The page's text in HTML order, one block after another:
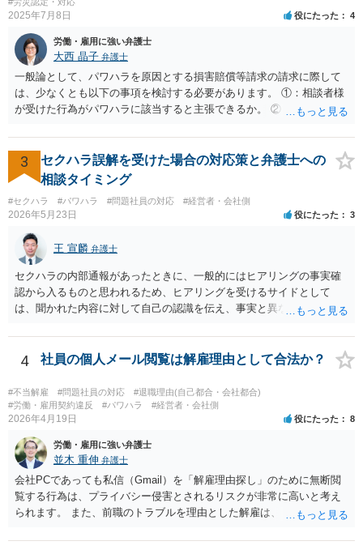
パワハラの事案は、証拠などをもとにしながら、直接具体的なお話を
お伺いして、法的に正確に分析する必要があります。本件の言動が、
これらに該当するかどうか、証拠に基づいて、子細な分析と慎重な対
応が必要です。客観的証拠が不可欠です。 法的に正確に分析されたい
場合には、労務管理と労働法に精通し、上記に関連した法理等にも通
じた弁護士等に相談し、証拠をもとにしながら具体的な話をなさった
上で、今後の対応を検討するべきです。良い解決になりますよう祈念
2025年7月8日 役にたった 4
労働・雇用に強い弁護士
大西 晶子 弁護士
一般論として、パワハラを原因とする損害賠償等請求の請求に際して
は、少なくとも以下の事項を検討する必要があります。 ①：相談者様
が受けた行為がパワハラに該当すると主張できるか。 ②：会社が、当
と主張できるか。 ③：当該パワハラ行為のせいで相談者様が適応障害
を患ったと主張できるか。 ④：①②③の主張を裏付ける証拠がどの程
度充実しているか。 ⑤：未払残業代等、会社に対して他に請求できそ
うなものはあるか。 ①～③により、パワハラ行為をした本人/会社の両
方に対して損害賠償等を請求できるか否かが変わってきます。 ④によ
り、交渉のみで妥協べきか、訴訟も見据えて徹底的に責任追求できそ
うかを検討することになります。 また、会社に対して他に請求できそ
うなものがあれば（⑤）、パワハラの証拠が多少不足していたとして
も、併せて請求することによって、解決金の増額事由として扱うこと
を検討する余地があります。 具体的なご事情が分からないため、抽象
的な説明にとどまり申し訳ありません。 ただ、パワハラを原因とする
労働トラブルをご自身で対応することは、ご負担が大きいかと存じま
すので、弁護士への相談をお勧めいたします。
3
セクハラ誤解を受けた場合の対応策と弁護士への
相談タイミング
#セクハラ #パワハラ #問題社員の対応 #経営者・会社側
2026年5月23日 役にたった 3
王 宣麟 弁護士
セクハラの内部通報があったときに、一般的にはヒアリングの事実確
認から入るものと思われるため、ヒアリングを受けるサイドとして
は、聞かれた内容に対して自己の認識を伝え、事実と異なることに関
会社側でセクハラの事実があったと認定した場合は、単なる警告・指
導だけでなく、懲戒処分等が行われる可能性もありますので、そのよ
いのではないかと思います。
4 社員の個人メール閲覧は解雇理由として合法か？
#不当解雇 #問題社員の対応
#退職理由(自己都合・会社都合)
#労働・雇用契約違反
#パワハラ #経営者・会社側
2026年4月19日 役にたった 8
労働・雇用に強い弁護士
並木 重伸 弁護士
会社PCであっても私信（Gmail）を「解雇理由探し」のために無断閲
覧する行為は、プライバシー侵害とされるリスクが非常に高いと考え
られます。 また、前職のトラブルを理由とした解雇は、 採用時に虚偽
メールの内容には触れず、現在の「素行の悪さ」に関する事情を具体